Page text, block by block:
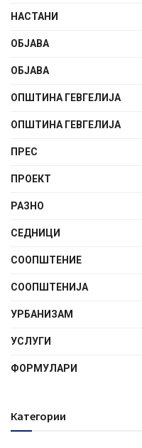
НАСТАНИ
ОБЈАВА
ОБЈАВА
ОПШТИНА ГЕВГЕЛИЈА
ОПШТИНА ГЕВГЕЛИЈА
ПРЕС
ПРОЕКТ
РАЗНО
СЕДНИЦИ
СООПШТЕНИE
СООПШТЕНИЈА
УРБАНИЗАМ
УСЛУГИ
ФОРМУЛАРИ
Категории